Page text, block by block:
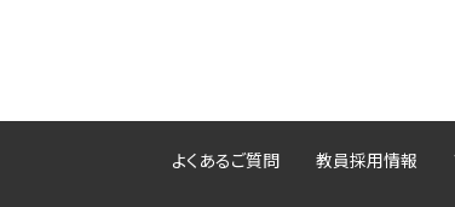
よくあるご質問 教員採用情報